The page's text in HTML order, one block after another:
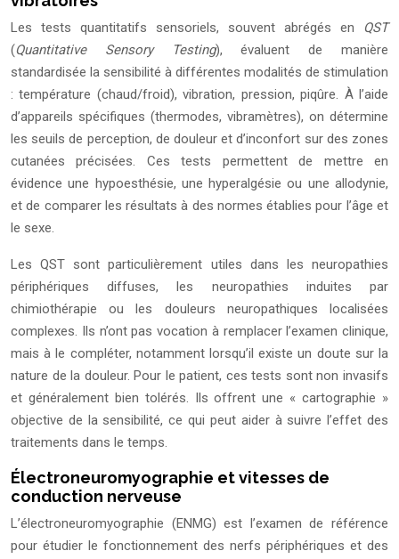
Les tests quantitatifs sensoriels, souvent abrégés en QST
(Quantitative Sensory Testing), évaluent de manière
standardisée la sensibilité à différentes modalités de stimulation
: température (chaud/froid), vibration, pression, piqûre. À l’aide
d’appareils spécifiques (thermodes, vibramètres), on détermine
les seuils de perception, de douleur et d’inconfort sur des zones
cutanées précisées. Ces tests permettent de mettre en
évidence une hypoesthésie, une hyperalgésie ou une allodynie,
et de comparer les résultats à des normes établies pour l’âge et
le sexe.
Les QST sont particulièrement utiles dans les neuropathies
périphériques diffuses, les neuropathies induites par
chimiothérapie ou les douleurs neuropathiques localisées
complexes. Ils n’ont pas vocation à remplacer l’examen clinique,
mais à le compléter, notamment lorsqu’il existe un doute sur la
nature de la douleur. Pour le patient, ces tests sont non invasifs
et généralement bien tolérés. Ils offrent une « cartographie »
objective de la sensibilité, ce qui peut aider à suivre l’effet des
traitements dans le temps.
Électroneuromyographie et vitesses de
conduction nerveuse
L’électroneuromyographie (ENMG) est l’examen de référence
pour étudier le fonctionnement des nerfs périphériques et des